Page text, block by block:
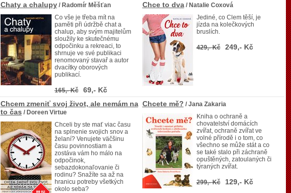
Chaty a chalupy/ Radomír Měšťan
Co vše je třeba mít na
paměti při údržbě chat a
chalup, aby svým majitelům
sloužily ke skutečnému
odpočinku a rekreaci, to
shrnuje ve své publikaci
renomovaný stavař a autor
dvacítky oborových
publikací.
165,- Kč 69,- Kč
Chce to dva/ Natalie Coxová
Jediné, co Clem těší, je
jízda na kolečkových
bruslích.
429,- Kč 249,- Kč
Chcem zmeniť svoj život, ale nemám na
to čas / Doreen Virtue
Chceli by ste mať viac času
na splnenie svojich snov a
želaní? Venujete väčšinu
času povinnostiam a
zostáva vám ho málo na
odpočinok,
sebazdokonaľovanie či
rodinu? Snažíte sa až na
hranicu potreby všetkých
okolo seba?
Chcete mě? / Jana Zakaria
Kniha o ochraně a
chovatelství domácích
zvířat, ochraně zvířat ve
volné přírodě i o tom, co
všechno se může stát a co
se také stalo při záchraně
opuštěných, zatoulaných či
týraných zvířat.
299,- Kč 129,- Kč